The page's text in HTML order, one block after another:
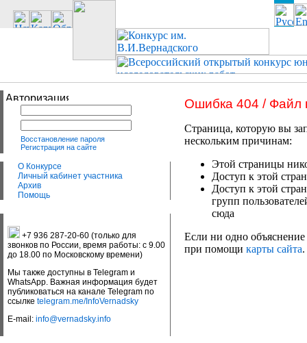
Восстановление пароля
Регистрация на сайте
О Конкурсе
Личный кабинет участника
Архив
Помощь
+7 936 287-20-60 (только для
звонков по России, время работы: с 9.00
до 18.00 по Московскому времени)
Мы также доступны в Telegram и
WhatsApp. Важная информация будет
публиковаться на канале Telegram по
ссылке telegram.me/InfoVernadsky
E-mail: info@vernadsky.info
Ошибка 404 / Файл
Страница, которую вы
нескольким причинам:
Этой страницы
Доступ к этой
Доступ к этой
групп
сюда
Если ни одно объяснение
при помощи карты сайта.